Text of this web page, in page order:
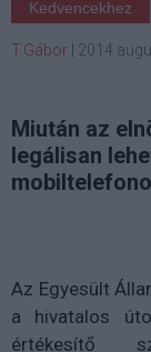
Kedvencekhez
T.Gábor 2014
Miután az
legálisan
Az Egyesült
a hivatalos
értékesítő